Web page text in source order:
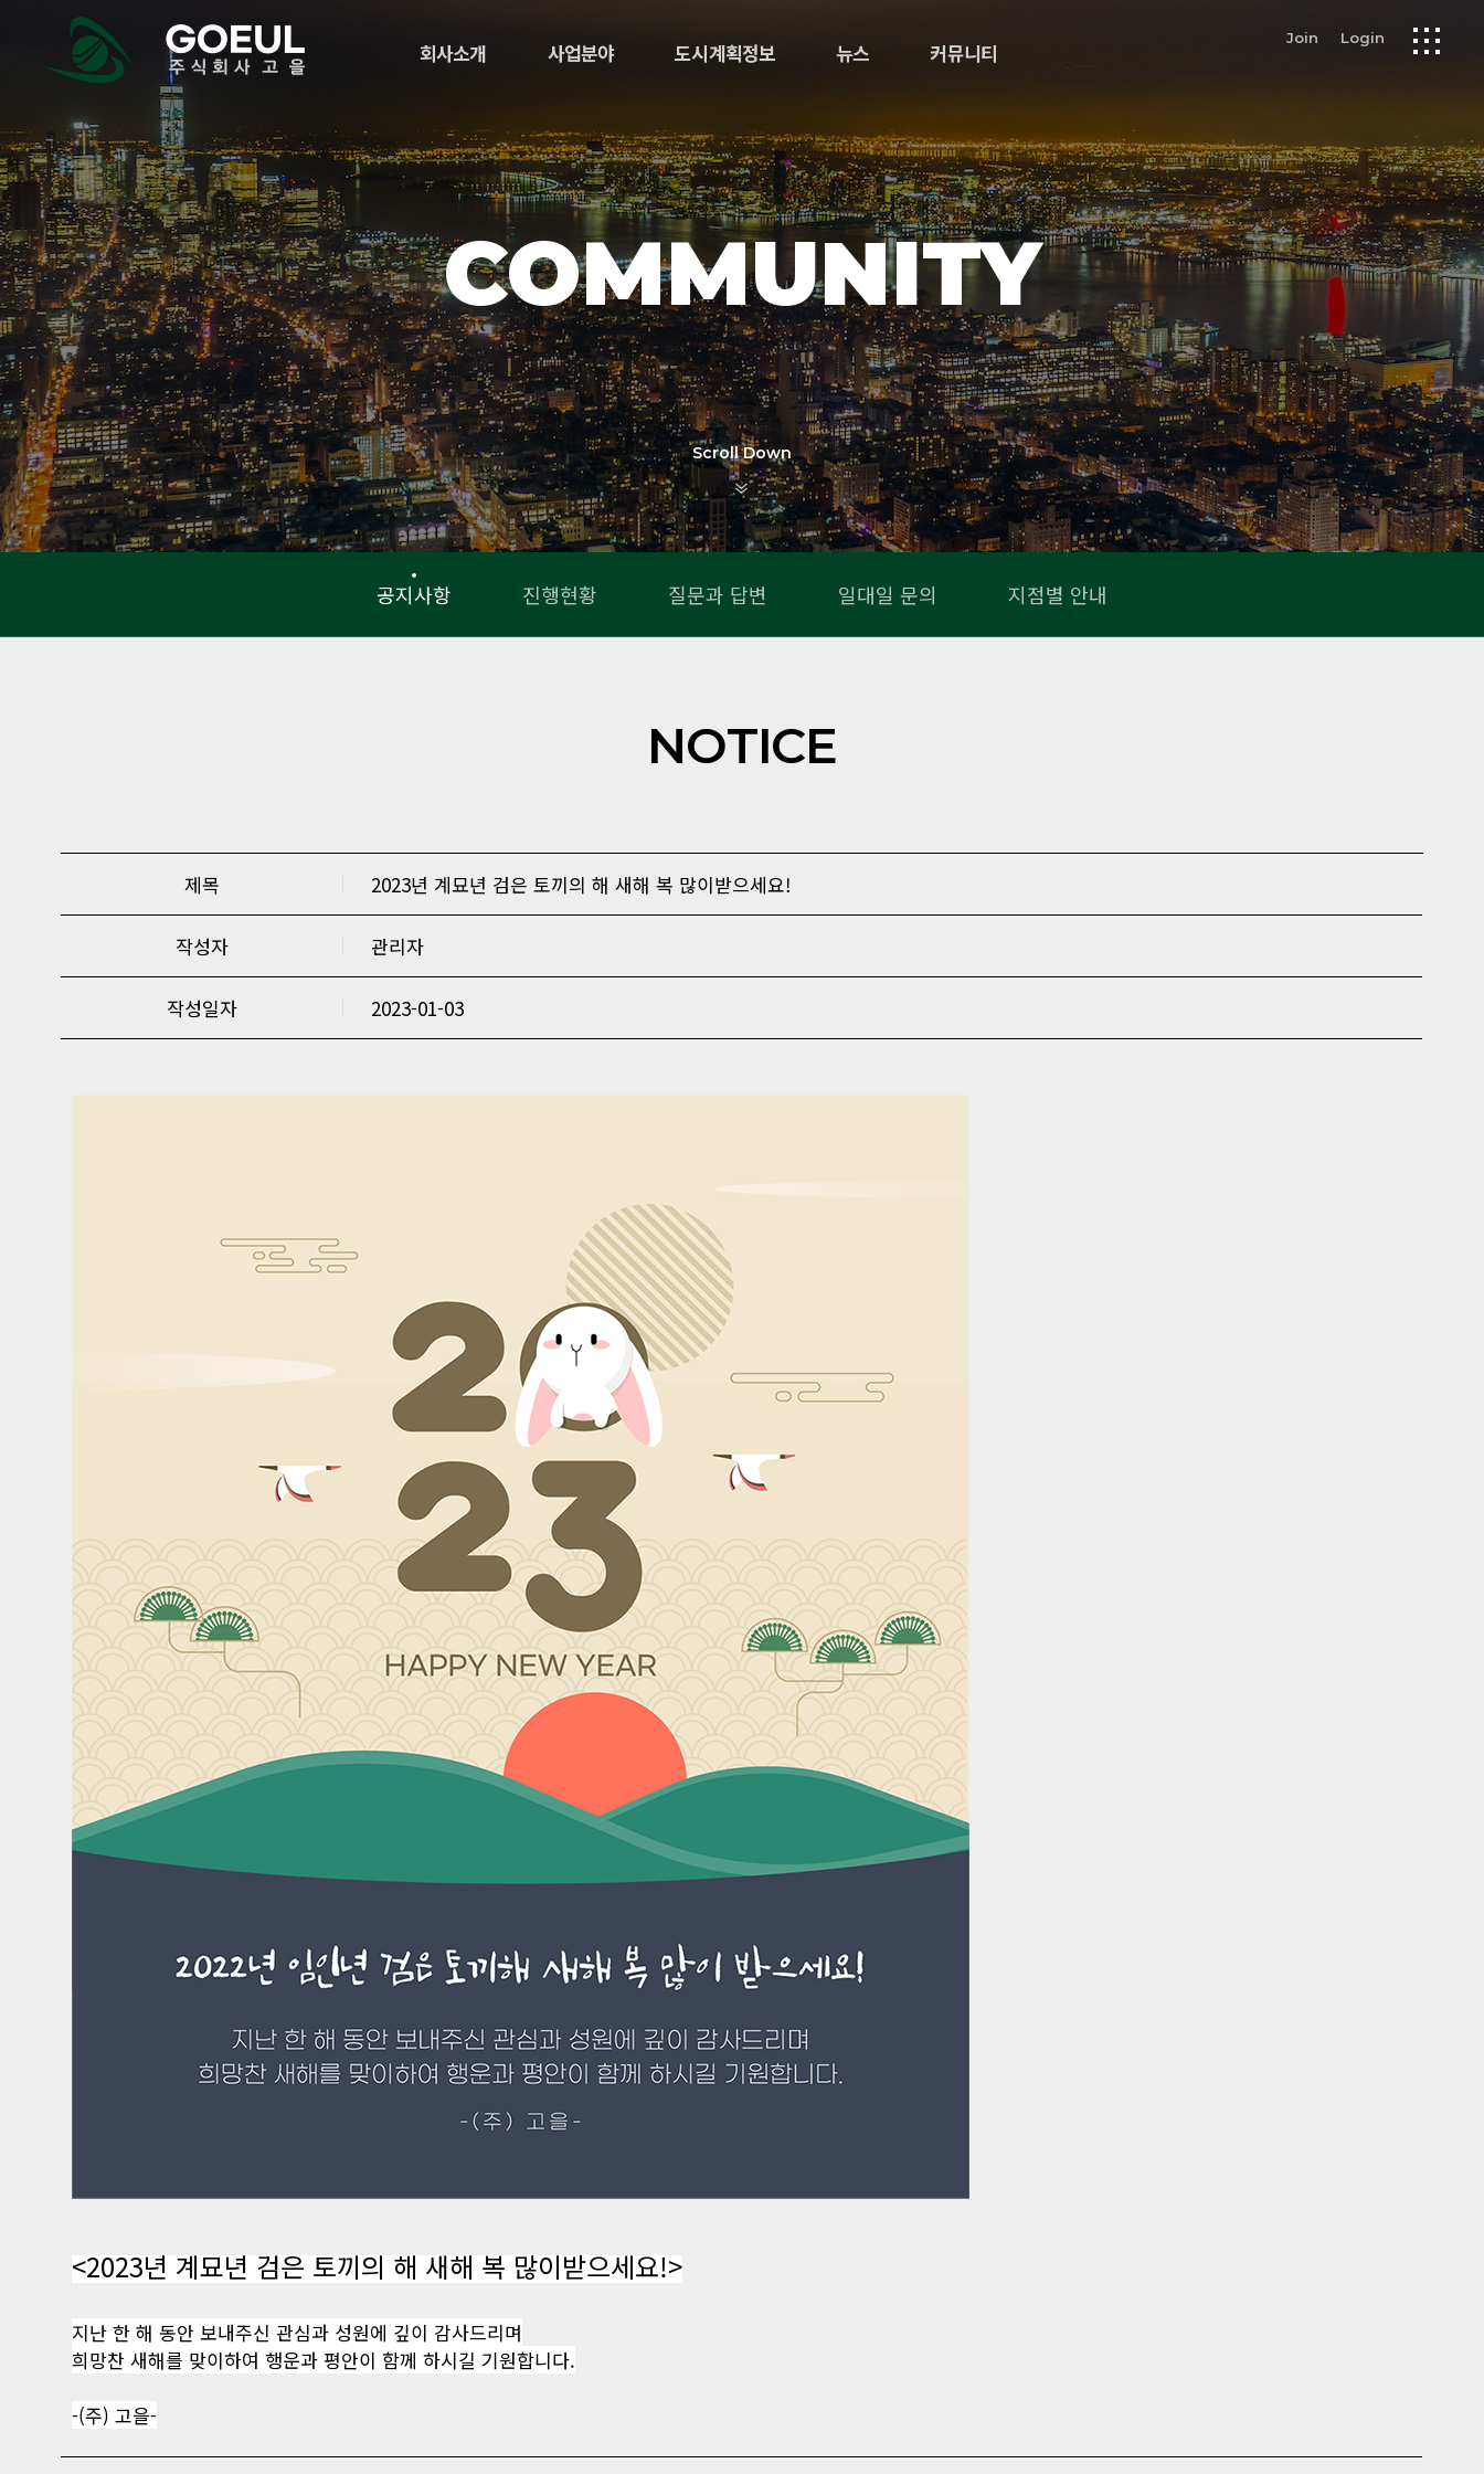
logo Join Login
뉴
회사소개 사업분야 도시계획정보 뉴스 커뮤니티
COMMUNITY
Scroll Down
공지사항 진행현황 질문과 답변 일대일 문의 지점별 안내
NOTICE
제목 2023년 계묘년 검은 토끼의 해 새해 복 많이받으세요!
작성자 관리자
작성일자 2023-01-03
<2023년 계묘년 검은 토끼의 해 새해 복 많이받으세요!>
지난 한 해 동안 보내주신 관심과 성원에 깊이 감사드리며
희망찬 새해를 맞이하여 행운과 평안이 함께 하시길 기원합니다.
-(주) 고을-